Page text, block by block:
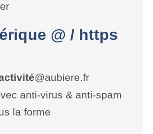
@ / https
@aubiere.fr
anti-virus & anti-spam
la forme